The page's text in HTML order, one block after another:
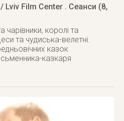
/ Lviv Film Center . Сеанси (8,
чарівники, королі та
та чудиська-велетні.
казок
казкаря